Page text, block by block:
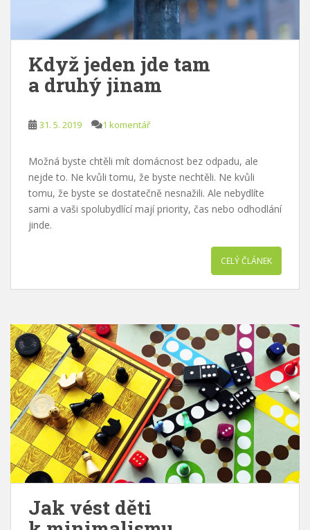
Když jeden jde tam
a druhý jinam
31. 5. 2019 1 komentář
Možná byste chtěli mít domácnost bez odpadu, ale
nejde to. Ne kvůli tomu, že byste nechtěli. Ne kvůli
tomu, že byste se dostatečně nesnažili. Ale nebydlíte
sami a vaši spolubydlící mají priority, čas nebo odhodlání
jinde.
CELÝ ČLÁNEK
Jak vést děti